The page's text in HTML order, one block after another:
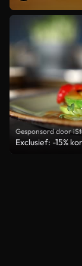
Gesponsord door
Exclusief: -15%